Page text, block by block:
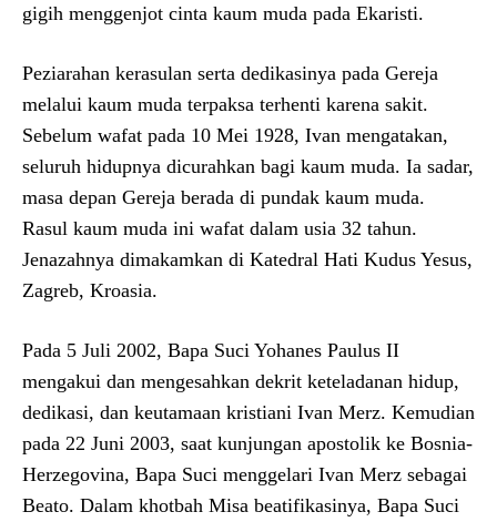
gigih menggenjot cinta kaum muda pada Ekaristi.
Peziarahan kerasulan serta dedikasinya pada Gereja
melalui kaum muda terpaksa terhenti karena sakit.
Sebelum wafat pada 10 Mei 1928, Ivan mengatakan,
seluruh hidupnya dicurahkan bagi kaum muda. Ia sadar,
masa depan Gereja berada di pundak kaum muda.
Rasul kaum muda ini wafat dalam usia 32 tahun.
Jenazahnya dimakamkan di Katedral Hati Kudus Yesus,
Zagreb, Kroasia.
Pada 5 Juli 2002, Bapa Suci Yohanes Paulus II
mengakui dan mengesahkan dekrit keteladanan hidup,
dedikasi, dan keutamaan kristiani Ivan Merz. Kemudian
pada 22 Juni 2003, saat kunjungan apostolik ke Bosnia-
Herzegovina, Bapa Suci menggelari Ivan Merz sebagai
Beato. Dalam khotbah Misa beatifikasinya, Bapa Suci